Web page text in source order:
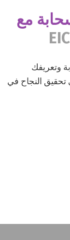
مع
وتعريفك
تحقيق النجاح في